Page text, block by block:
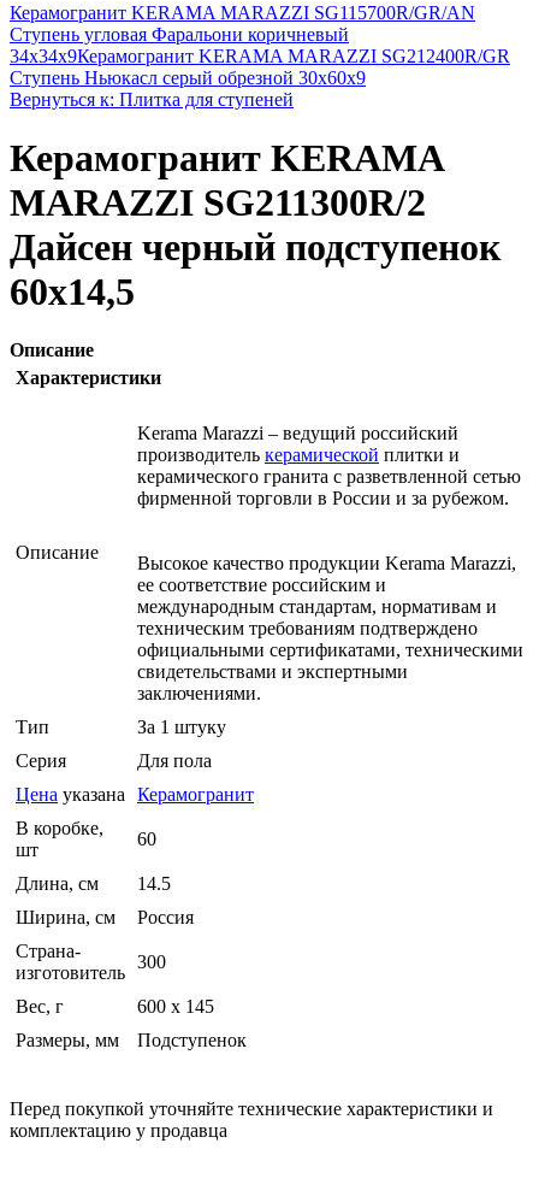
Керамогранит KERAMA MARAZZI SG115700R/GR/AN
Ступень угловая Фаральони коричневый
34х34х9Керамогранит KERAMA MARAZZI SG212400R/GR
Ступень Ньюкасл серый обрезной 30х60х9
Вернуться к: Плитка для ступеней
Керамогранит KERAMA
MARAZZI SG211300R/2
Дайсен черный подступенок
60х14,5
Описание
Характеристики
Описание
Kerama Marazzi – ведущий российский
производитель керамической плитки и
керамического гранита с разветвленной сетью
фирменной торговли в России и за рубежом.
Высокое качество продукции Kerama Marazzi,
ее соответствие российским и
международным стандартам, нормативам и
техническим требованиям подтверждено
официальными сертификатами, техническими
свидетельствами и экспертными
заключениями.
Тип
За 1 штуку
Серия
Для пола
Цена указана Керамогранит
В коробке,
шт
60
Длина, см
14.5
Ширина, см
Россия
Страна-
изготовитель
300
Вес, г
600 х 145
Размеры, мм
Подступенок
Перед покупкой уточняйте технические характеристики и
комплектацию у продавца